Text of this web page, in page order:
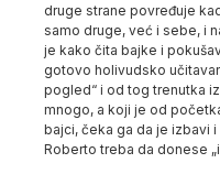
druge strane povređuje
samo druge, već i sebe, i
je kako čita bajke i
gotovo holivudsko
pogled“ i od tog trenutka
mnogo, a koji je od
bajci, čeka ga da je izbavi
Roberto treba da donese